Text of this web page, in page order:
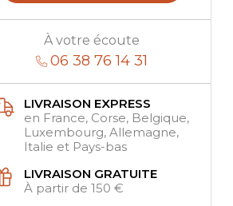
À votre écoute
06 38 76 14 31
LIVRAISON EXPRESS
en France, Corse, Belgique,
Luxembourg, Allemagne,
Italie et Pays-bas
LIVRAISON GRATUITE
À partir de 150 €